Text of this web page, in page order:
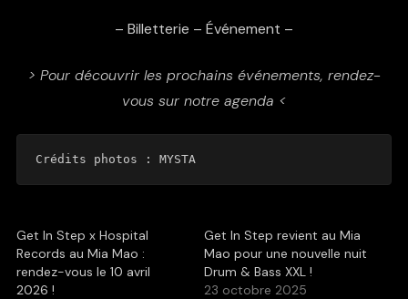
– Billetterie – Événement –
> Pour découvrir les prochains événements, rendez-
vous sur notre agenda <
Crédits photos : MYSTA
Get In Step x Hospital
Records au Mia Mao :
rendez-vous le 10 avril
2026 !
Get In Step revient au Mia
Mao pour une nouvelle nuit
Drum & Bass XXL !
23 octobre 2025